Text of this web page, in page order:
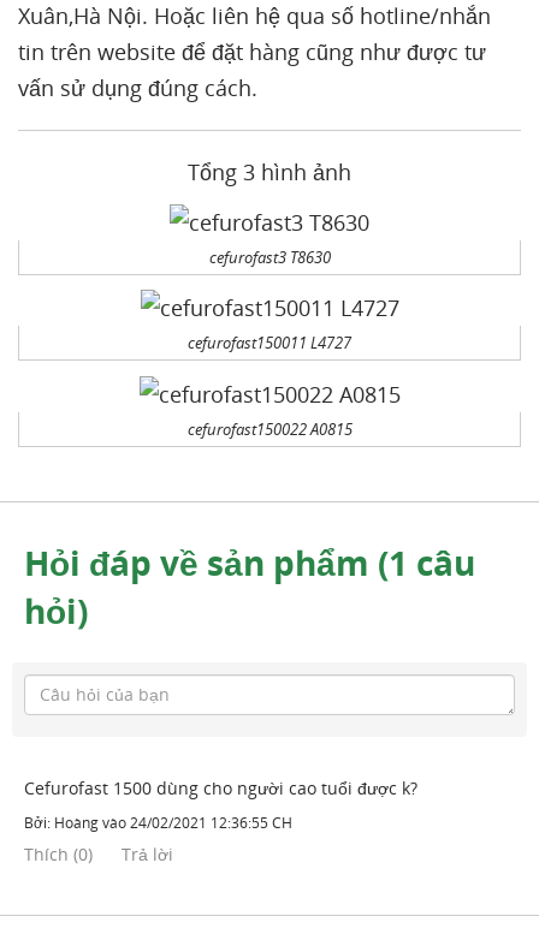
Xuân,Hà Nội. Hoặc liên hệ qua số hotline/nhắn
tin trên website để đặt hàng cũng như được tư
vấn sử dụng đúng cách.
Tổng 3 hình ảnh
cefurofast3 T8630
cefurofast150011 L4727
cefurofast150022 A0815
Hỏi đáp về sản phẩm (1 câu
hỏi)
Cefurofast 1500 dùng cho người cao tuổi được k?
Bởi: Hoàngvào24/02/2021 12:36:55 CH
Thích (0) Trả lời